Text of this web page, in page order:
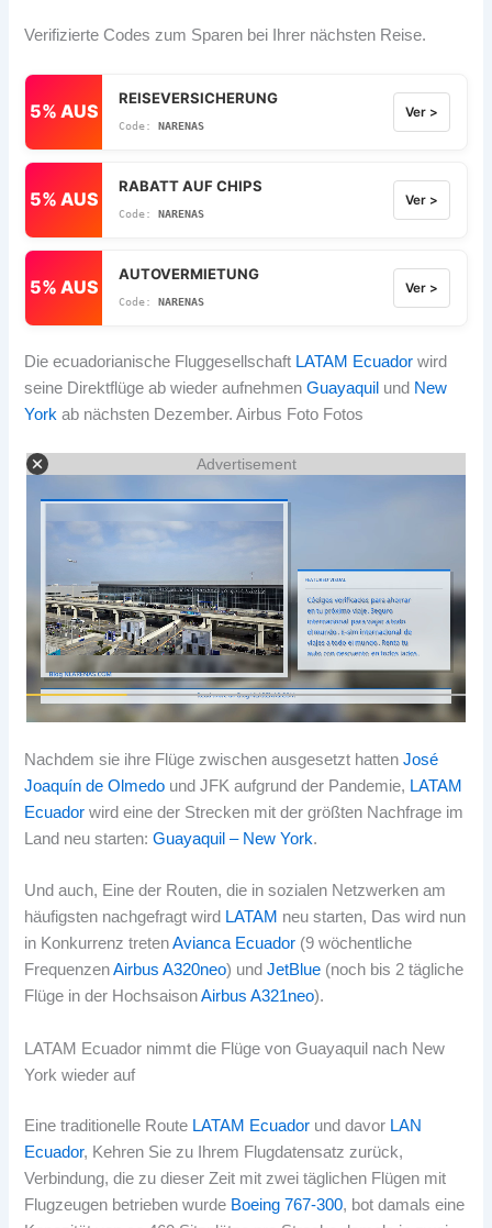
Verifizierte Codes zum Sparen bei Ihrer nächsten Reise.
5% AUS
REISEVERSICHERUNG
NARENAS
Ver >
5% AUS
RABATT AUF CHIPS
NARENAS
Ver >
5% AUS
AUTOVERMIETUNG
NARENAS
Ver >
Die ecuadorianische Fluggesellschaft LATAM Ecuador wird
seine Direktflüge ab wieder aufnehmenGuayaquil und New
York ab nächsten Dezember. Airbus Foto Fotos
Advertisement
Nachdem sie ihre Flüge zwischen ausgesetzt hattenJosé
Joaquín de Olmedo und JFK aufgrund der Pandemie, LATAM
Ecuador wird eine der Strecken mit der größten Nachfrage im
Land neu starten:Guayaquil – New York.
Und auch, Eine der Routen, die in sozialen Netzwerken am
häufigsten nachgefragt wird LATAM neu starten, Das wird nun
in Konkurrenz tretenAvianca Ecuador (9 wöchentliche
FrequenzenAirbus A320neo) undJetBlue (noch bis 2 tägliche
Flüge in der HochsaisonAirbus A321neo).
LATAM Ecuador nimmt die Flüge von Guayaquil nach New
York wieder auf
Eine traditionelle Route LATAM Ecuador und davor LAN
Ecuador, Kehren Sie zu Ihrem Flugdatensatz zurück,
Verbindung, die zu dieser Zeit mit zwei täglichen Flügen mit
Flugzeugen betrieben wurde Boeing 767-300, bot damals eine